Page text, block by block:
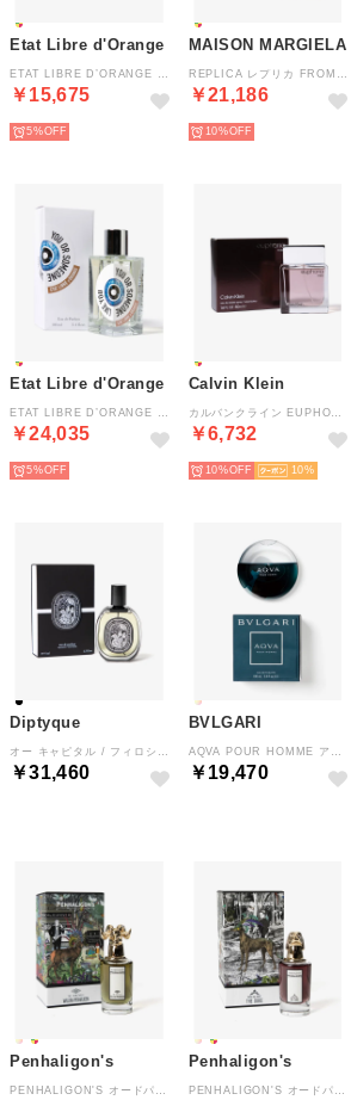
Etat Libre d'Orange
￥15,675
5%
MAISON MARGIELA
￥21,186
10%
Etat Libre d'Orange
￥24,035
5%
Calvin Klein
￥6,732
10% 10
Diptyque
￥31,460
BVLGARI
￥19,470
Penhaligon's Penhaligon's